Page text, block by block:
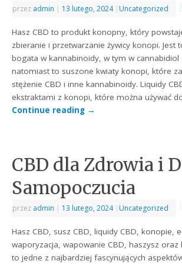
przez admin | 13 lutego, 2024 | Uncategorized
Hasz CBD to produkt konopny, który
zbieranie i przetwarzanie żywicy konopi. Jest
bogata w kannabinoidy, w tym w cannabidiol
natomiast to suszone kwiaty konopi, które
stężenie CBD i inne kannabinoidy. Liquidy
ekstraktami z konopi, które można używać
Continue reading →
CBD dla Zdrowia i
Samopoczucia
przez admin | 13 lutego, 2024 | Uncategorized
Hasz CBD, susz CBD, liquidy CBD, konopie,
waporyzacja, wapowanie CBD, haszysz
to jedne z najbardziej fascynujących